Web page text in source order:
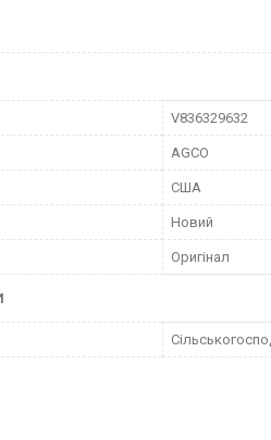
V836329632
AGCO
США
Новий
Оригінал